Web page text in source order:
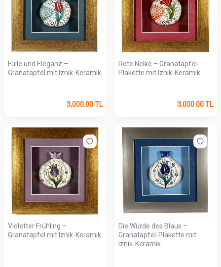
Fülle und Eleganz –
Granatapfel mit Iznik-Keramik
3,000.00TL
Rote Nelke – Granatapfel-
Plakette mit Iznik-Keramik
3,000.00TL
Violetter Frühling –
Granatapfel mit Iznik-Keramik
Die Würde des Blaus –
Granatapfel-Plakette mit
Iznik-Keramik